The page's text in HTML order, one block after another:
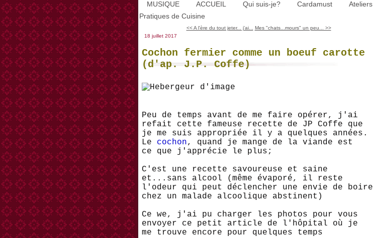
MUSIQUE ACCUEIL Qui suis-je? Cardamust
Ateliers
Pratiques de Cuisine
<< A l'ère du tout jeter... j'ai...
Mes "chats...mours" un peu... >>
18 juillet 2017
Cochon fermier comme un boeuf carotte
(d'ap. J.P. Coffe)
Peu de temps avant de me faire opérer, j'ai
refait cette fameuse recette de JP Coffe que
je me suis appropriée il y a quelques années.
Le cochon, quand je mange de la viande est
ce que j'apprécie le plus;
C'est une recette savoureuse et saine
et...sans alcool (même évaporé, il reste
l'odeur qui peut déclencher une envie de boire
chez un malade alcoolique abstinent)
Ce we, j'ai pu charger les photos pour vous
envoyer ce petit article de l'hôpital où je
me trouve encore pour quelques temps